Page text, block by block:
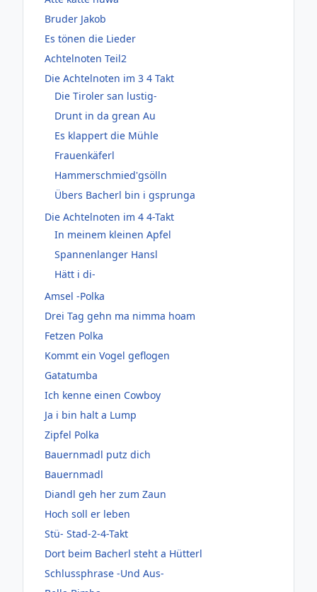
Bruder Jakob
Es tönen die Lieder
Achtelnoten Teil2
Die Achtelnoten im 3 4 Takt
Die Tiroler san lustig-
Drunt in da grean Au
Es klappert die Mühle
Frauenkäferl
Hammerschmied'gsölln
Übers Bacherl bin i gsprunga
Die Achtelnoten im 4 4-Takt
In meinem kleinen Apfel
Spannenlanger Hansl
Hätt i di-
Amsel -Polka
Drei Tag gehn ma nimma hoam
Fetzen Polka
Kommt ein Vogel geflogen
Gatatumba
Ich kenne einen Cowboy
Ja i bin halt a Lump
Zipfel Polka
Bauernmadl putz dich
Bauernmadl
Diandl geh her zum Zaun
Hoch soll er leben
Stü- Stad-2-4-Takt
Dort beim Bacherl steht a Hütterl
Schlussphrase -Und Aus-